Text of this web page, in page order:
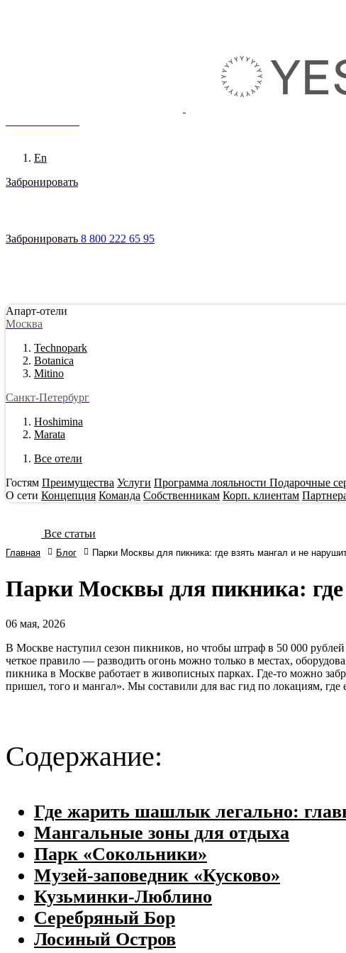
En
Забронировать
Забронировать 8 800 222 65 95
Апарт-отели
Москва
Technopark
Botanica
Mitino
Санкт-Петербург
Hoshimina
Marata
Все отели
Гостям Преимущества Услуги Программа лояльности Подарочные
О сети Концепция Команда Собственникам Корп. клиентам
Все статьи
Главная Блог Парки Москвы для пикника: где взять мангал и не
Парки Москвы для пикника:
06 мая, 2026
В Москве наступил сезон пикников, но чтобы штраф в 50 000
четкое правило — разводить огонь можно только в местах,
пикника в Москве работает в живописных парках. Где-то можно
пришел, того и мангал». Мы составили для вас гид по локациям, где
Содержание:
Где жарить шашлык легально:
Мангальные зоны для отдыха
Парк «Сокольники»
Музей‑заповедник «Кусково»
Кузьминки-Люблино
Серебряный Бор
Лосиный Остров